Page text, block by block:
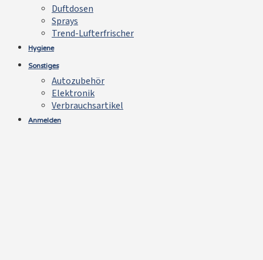
Duftdosen
Sprays
Trend-Lufterfrischer
Hygiene
Sonstiges
Autozubehör
Elektronik
Verbrauchsartikel
Anmelden